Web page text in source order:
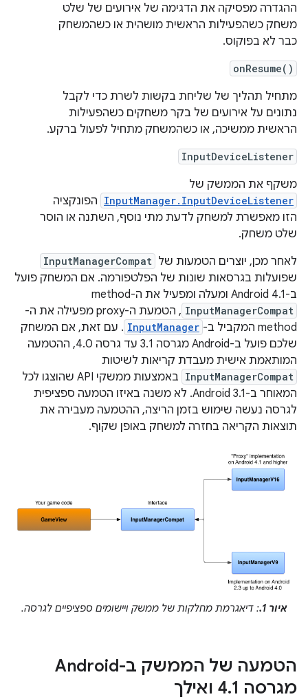
ההגדרה מפסיקה את הדגימה של אירועים של שלט
משחק כשהפעילות הראשית מושהית או כשהמשחק
כבר לא בפוקוס.
onResume()
מתחיל תהליך של שליחת בקשות לשרת כדי לקבל
נתונים על אירועים של בקר משחקים כשהפעילות
הראשית ממשיכה, או כשהמשחק מתחיל לפעול ברקע.
InputDeviceListener
משקף את הממשק של
InputManager.InputDeviceListener הפונקציה
הזו מאפשרת למשחק לדעת מתי נוסף, השתנה או הוסר
שלט משחק.
לאחר מכן, יוצרים הטמעות של InputManagerCompat
שפועלות בגרסאות שונות של הפלטפורמה. אם המשחק פועל
ב-Android 4.1 ומעלה ומפעיל את ה-method
InputManagerCompat
, הטמעת ה-proxy מפעילה את ה-
method המקביל ב-
InputManager . עם זאת, אם המשחק
שלכם פועל ב-Android מגרסה 3.1 עד גרסה 4.0, ההטמעה
המותאמת אישית מעבדת קריאות לשיטות
InputManagerCompat
באמצעות ממשקי API שהוצגו לכל
המאוחר ב-Android 3.1. לא משנה באיזו הטמעה ספציפית
לגרסה נעשה שימוש בזמן הריצה, ההטמעה מעבירה את
תוצאות הקריאה בחזרה למשחק באופן שקוף.
איור 1. : דיאגרמת מחלקות של ממשק ויישומים ספציפיים לגרסה.
הטמעה של הממשק ב-Android
מגרסה 4
.1 ואילך